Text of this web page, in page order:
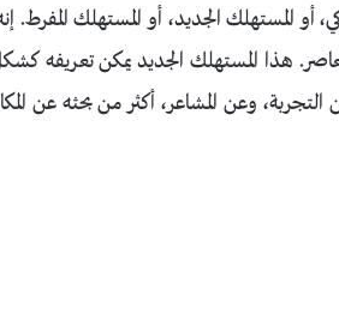
المستهلك الجديد، أو المستهلك المفرط.
هذا المستهلك الجديد يمكن تعريفه
وعن المشاعر، أكثر من بحثه عن